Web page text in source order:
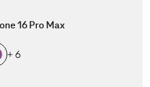
16 Pro Max
+ 6